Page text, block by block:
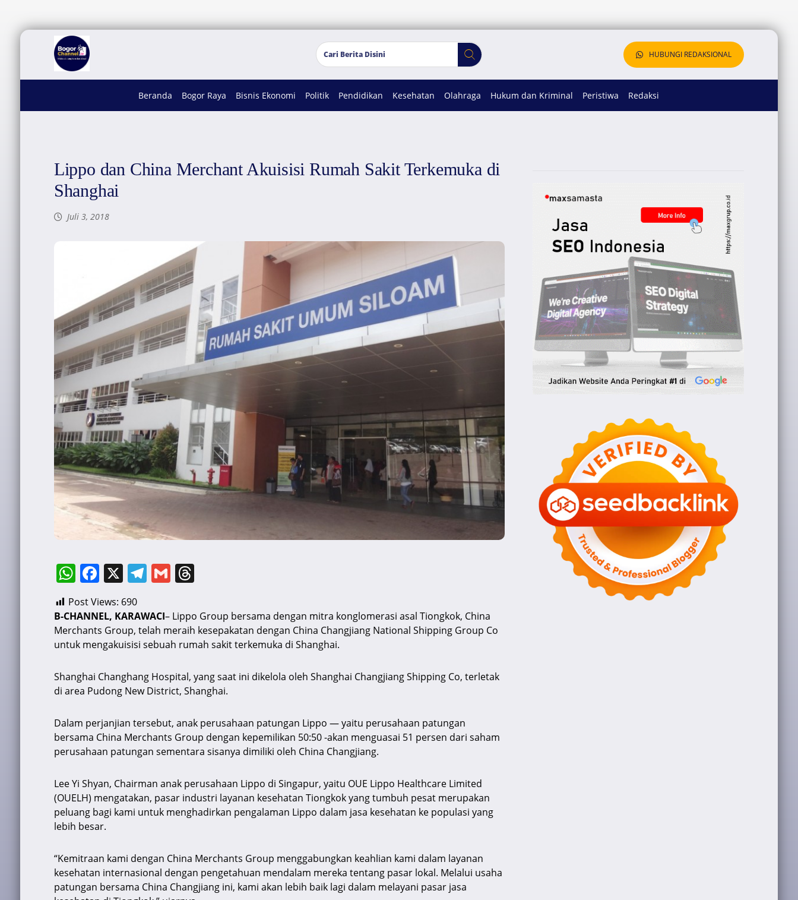
HUBUNGI REDAKSIONAL
Beranda Bogor Raya Bisnis Ekonomi Politik Pendidikan Kesehatan Olahraga Hukum dan Kriminal Peristiwa Redaksi
Lippo dan China Merchant Akuisisi Rumah Sakit Terkemuka di
Shanghai
Juli 3, 2018
W
h
at
s
A
p
p
F
c
e
b
o
o
X T
e
gr
a
m
G
ai
l
T
e
a
d
s
Post Views: 690
B-CHANNEL, KARAWACI– Lippo Group bersama dengan mitra konglomerasi asal Tiongkok, China
Merchants Group, telah meraih kesepakatan dengan China Changjiang National Shipping Group Co
untuk mengakuisisi sebuah rumah sakit terkemuka di Shanghai.
Shanghai Changhang Hospital, yang saat ini dikelola oleh Shanghai Changjiang Shipping Co, terletak
di area Pudong New District, Shanghai.
Dalam perjanjian tersebut, anak perusahaan patungan Lippo — yaitu perusahaan patungan
bersama China Merchants Group dengan kepemilikan 50:50 -akan menguasai 51 persen dari saham
perusahaan patungan sementara sisanya dimiliki oleh China Changjiang.
Lee Yi Shyan, Chairman anak perusahaan Lippo di Singapur, yaitu OUE Lippo Healthcare Limited
(OUELH) mengatakan, pasar industri layanan kesehatan Tiongkok yang tumbuh pesat merupakan
peluang bagi kami untuk menghadirkan pengalaman Lippo dalam jasa kesehatan ke populasi yang
lebih besar.
“Kemitraan kami dengan China Merchants Group menggabungkan keahlian kami dalam layanan
kesehatan internasional dengan pengetahuan mendalam mereka tentang pasar lokal. Melalui usaha
patungan bersama China Changjiang ini, kami akan lebih baik lagi dalam melayani pasar jasa